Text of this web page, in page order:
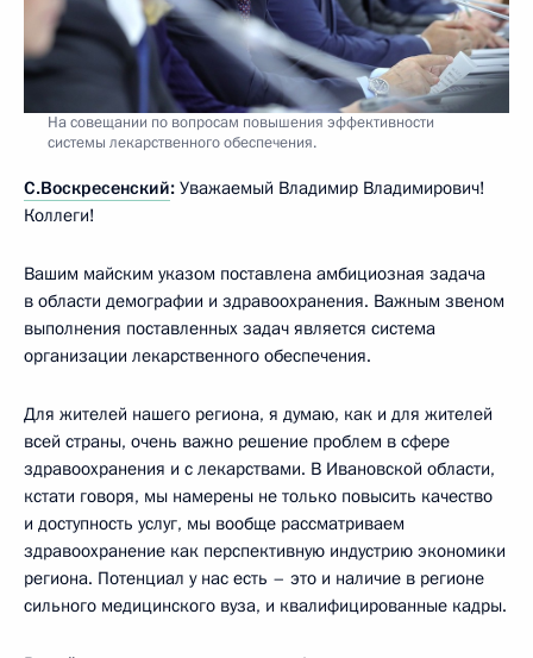
На совещании по вопросам повышения эффективности
системы лекарственного обеспечения.
С.Воскресенский: Уважаемый Владимир Владимирович!
Коллеги!
Вашим майским указом поставлена амбициозная задача
в области демографии и здравоохранения. Важным звеном
выполнения поставленных задач является система
организации лекарственного обеспечения.
Для жителей нашего региона, я думаю, как и для жителей
всей страны, очень важно решение проблем в сфере
здравоохранения и с лекарствами. В Ивановской области,
кстати говоря, мы намерены не только повысить качество
и доступность услуг, мы вообще рассматриваем
здравоохранение как перспективную индустрию экономики
региона. Потенциал у нас есть – это и наличие в регионе
сильного медицинского вуза, и квалифицированные кадры.